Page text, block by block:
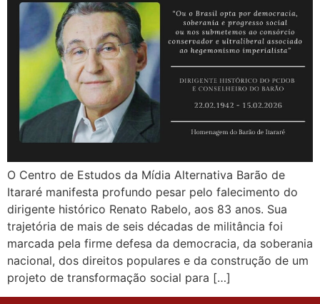
O Centro de Estudos da Mídia Alternativa Barão de
Itararé manifesta profundo pesar pelo falecimento do
dirigente histórico Renato Rabelo, aos 83 anos. Sua
trajetória de mais de seis décadas de militância foi
marcada pela firme defesa da democracia, da soberania
nacional, dos direitos populares e da construção de um
projeto de transformação social para […]